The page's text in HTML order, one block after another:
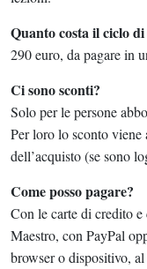
Quanto costa il ciclo
290 euro, da pagare in
Ci sono sconti?
Solo per le persone
Per loro lo sconto viene
dell’acquisto (se sono
Come posso pagare?
Con le carte di credito
Maestro, con PayPal
browser o dispositivo,